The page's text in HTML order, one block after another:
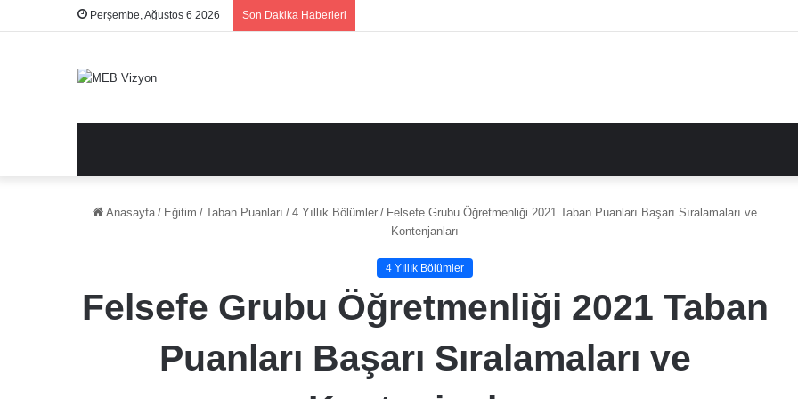
Perşembe, Ağustos 6 2026 Son Dakika Haberleri
Anasayfa / Eğitim / Taban Puanları / 4 Yıllık Bölümler / Felsefe Grubu Öğretmenliği 2021 Taban Puanları Başarı Sıralamaları ve
Kontenjanları
4 Yıllık Bölümler
Felsefe Grubu Öğretmenliği 2021 Taban
Puanları Başarı Sıralamaları ve